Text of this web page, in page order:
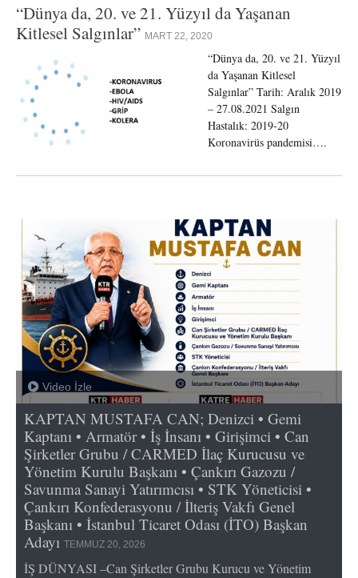
“Dünya da, 20. ve 21. Yüzyıl da Yaşanan
Kitlesel Salgınlar” MART 22, 2020
“Dünya da, 20. ve 21. Yüzyıl
da Yaşanan Kitlesel
Salgınlar” Tarih: Aralık 2019
– 27.08.2021 Salgın
Hastalık: 2019-20
Koronavirüs pandemisi….
Video İzle
KAPTAN MUSTAFA CAN; Denizci • Gemi
Kaptanı • Armatör • İş İnsanı • Girişimci • Can
Şirketler Grubu / CARMED İlaç Kurucusu ve
Yönetim Kurulu Başkanı • Çankırı Gazozu /
Savunma Sanayi Yatırımcısı • STK Yöneticisi •
Çankırı Konfederasyonu / İlteriş Vakfı Genel
Başkanı • İstanbul Ticaret Odası (İTO) Başkan
Adayı TEMMUZ 20, 2026
İŞ DÜNYASI –Can Şirketler Grubu Kurucu ve Yönetim